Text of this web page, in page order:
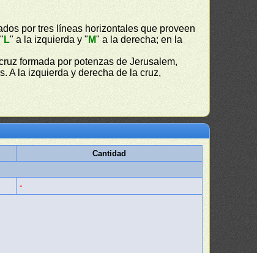
por tres líneas horizontales que proveen
L" a la izquierda y " M" a la derecha; en la
formada por potenzas de Jerusalem,
A la izquierda y derecha de la cruz,
Cantidad
-